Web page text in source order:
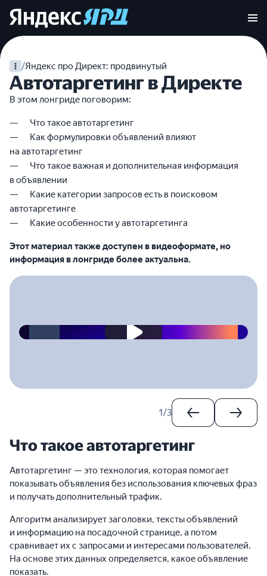
/Яндекс про Директ: продвинутый
Автотаргетинг в Директе
В этом лонгриде поговорим:
Что такое автотаргетинг
Как формулировки объявлений влияют
на автотаргетинг
Что такое важная и дополнительная информация
в объявлении
Какие категории запросов есть в поисковом
автотаргетинге
Какие особенности у автотаргетинга
Этот материал также доступен в видеоформате, но
информация в лонгриде более актуальна.
2023-04-28T00:00:00.000Z
1/3
Что такое автотаргетинг
Автотаргетинг — это технология, которая помогает
показывать объявления без использования ключевых фраз
и получать дополнительный трафик.
Алгоритм анализирует заголовки, тексты объявлений
и информацию на посадочной странице, а потом
сравнивает их с запросами и интересами пользователей.
На основе этих данных определяется, какое объявление
показать.